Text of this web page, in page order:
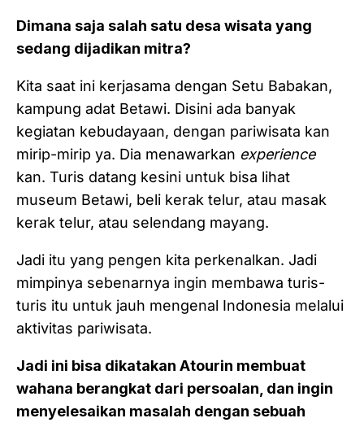
Dimana saja salah satu desa wisata yang
sedang dijadikan mitra?
Kita saat ini kerjasama dengan Setu Babakan,
kampung adat Betawi. Disini ada banyak
kegiatan kebudayaan, dengan pariwisata kan
mirip-mirip ya. Dia menawarkan experience
kan. Turis datang kesini untuk bisa lihat
museum Betawi, beli kerak telur, atau masak
kerak telur, atau selendang mayang.
Jadi itu yang pengen kita perkenalkan. Jadi
mimpinya sebenarnya ingin membawa turis-
turis itu untuk jauh mengenal Indonesia melalui
aktivitas pariwisata.
Jadi ini bisa dikatakan Atourin membuat
wahana berangkat dari persoalan, dan ingin
menyelesaikan masalah dengan sebuah